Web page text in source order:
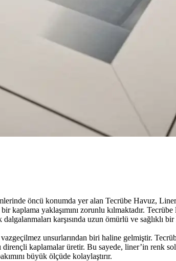
öncü konumda yer alan Tecrübe Havuz,
kaplama yaklaşımını zorunlu kılmaktadır.
karşısında uzun ömürlü ve sağlıklı
vazgeçilmez unsurlarından biri haline gelmiştir.
dirençli kaplamalar üretir. Bu sayede, liner’in renk
büyük ölçüde kolaylaştırır.